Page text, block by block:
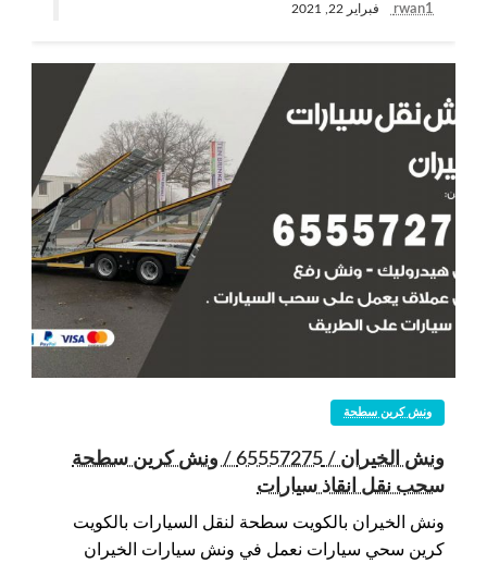
rwan1 فبراير 22, 2021
ونش كرين سطحة
ونش الخيران / 65557275 / ونش كرين سطحة
سحب نقل انقاذ سيارات
ونش الخيران بالكويت سطحة لنقل السيارات بالكويت
كرين سحي سيارات نعمل في ونش سيارات الخيران